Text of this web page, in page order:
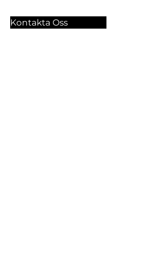
Kontakta Oss